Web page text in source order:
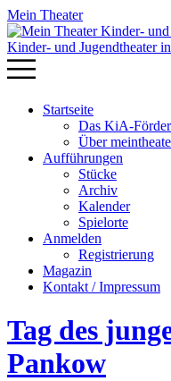
Mein Theater
Kinder- und Jugendtheater
Startseite
Das KiA-
Über
Aufführungen
Stücke
Archiv
Kalender
Spielorte
Anmelden
Registrierung
Magazin
Kontakt / Impressum
Tag des
Pankow